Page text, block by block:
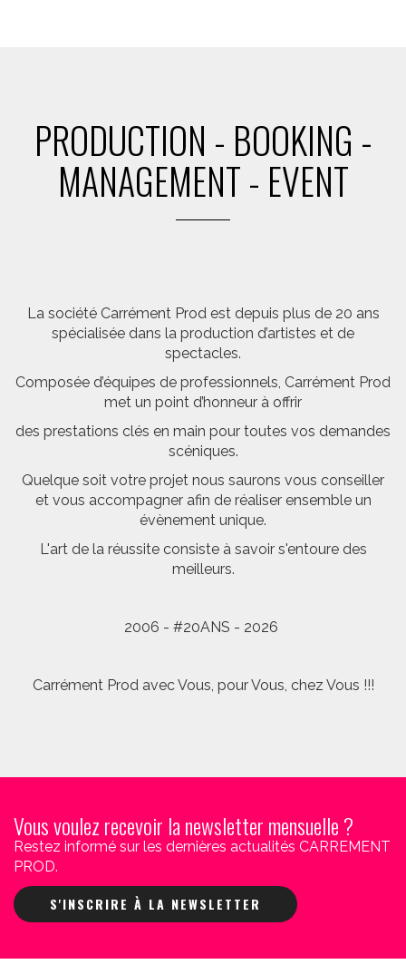
PRODUCTION - BOOKING -
MANAGEMENT - EVENT
La société Carrément Prod est depuis plus de 20 ans
spécialisée dans la production d’artistes et de
spectacles.
Composée d’équipes de professionnels, Carrément Prod
met un point d’honneur à offrir
des prestations clés en main pour toutes vos demandes
scéniques.
Quelque soit votre projet nous saurons vous conseiller
et vous accompagner afin de réaliser ensemble un
évènement unique.
L'art de la réussite consiste à savoir s'entoure des
meilleurs.
2006 - #20ANS - 2026
Carrément Prod avec Vous, pour Vous, chez Vous !!!
Vous voulez recevoir la newsletter mensuelle ?
Restez informé sur les dernières actualités CARREMENT
PROD.
S'INSCRIRE À LA NEWSLETTER